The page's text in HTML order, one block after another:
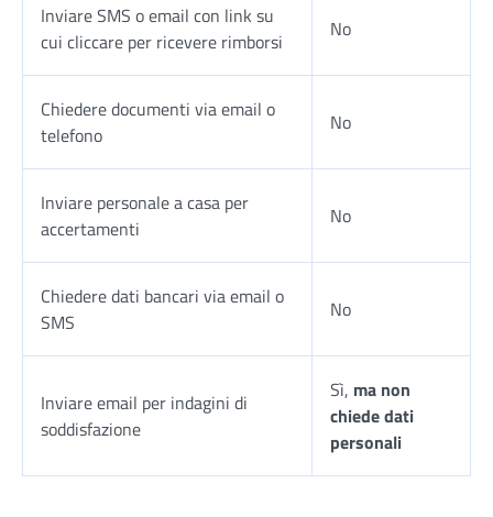
Inviare SMS o email con link su
cui cliccare per ricevere rimborsi
No
Chiedere documenti via email o
telefono
No
Inviare personale a casa per
accertamenti
No
Chiedere dati bancari via email o
SMS
No
Inviare email per indagini di
soddisfazione
Sì, ma non
chiede dati
personali